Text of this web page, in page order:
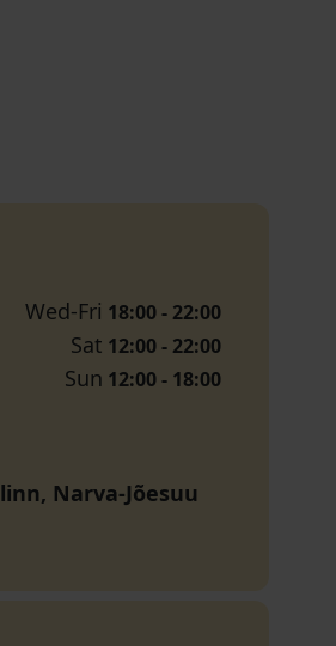
Wed-Fri 18:00 - 22:00
Sat 12:00 - 22:00
Sun 12:00 - 18:00
Narva-Jõesuu